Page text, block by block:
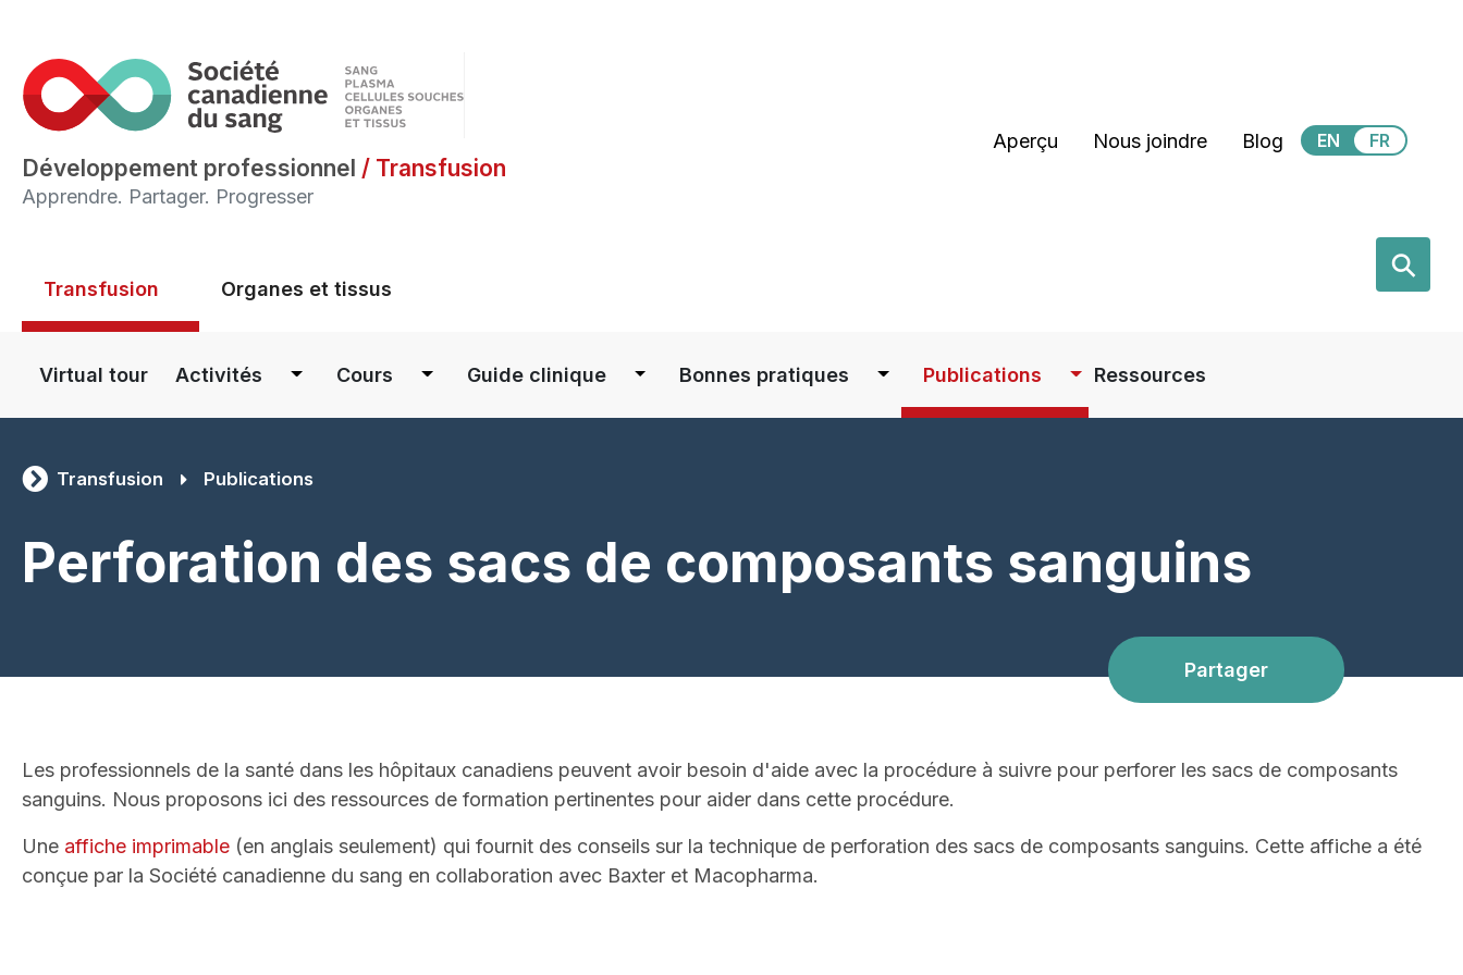
Développement professionnel / Transfusion
Apprendre. Partager. Progresser
Secondary Menu
Aperçu Nous joindre Blog EN FR
Transfusion Organes et tissus
⚲
Virtual tour Activités Cours Guide clinique Bonnes pratiques Publications Ressources
Transfusion Publications
Perforation des sacs de composants sanguins
Partager
Les professionnels de la santé dans les hôpitaux canadiens peuvent avoir besoin d'aide avec la procédure à suivre pour perforer les sacs de composants
sanguins. Nous proposons ici des ressources de formation pertinentes pour aider dans cette procédure.
Une affiche imprimable (en anglais seulement) qui fournit des conseils sur la technique de perforation des sacs de composants sanguins. Cette affiche a été
conçue par la Société canadienne du sang en collaboration avec Baxter et Macopharma.